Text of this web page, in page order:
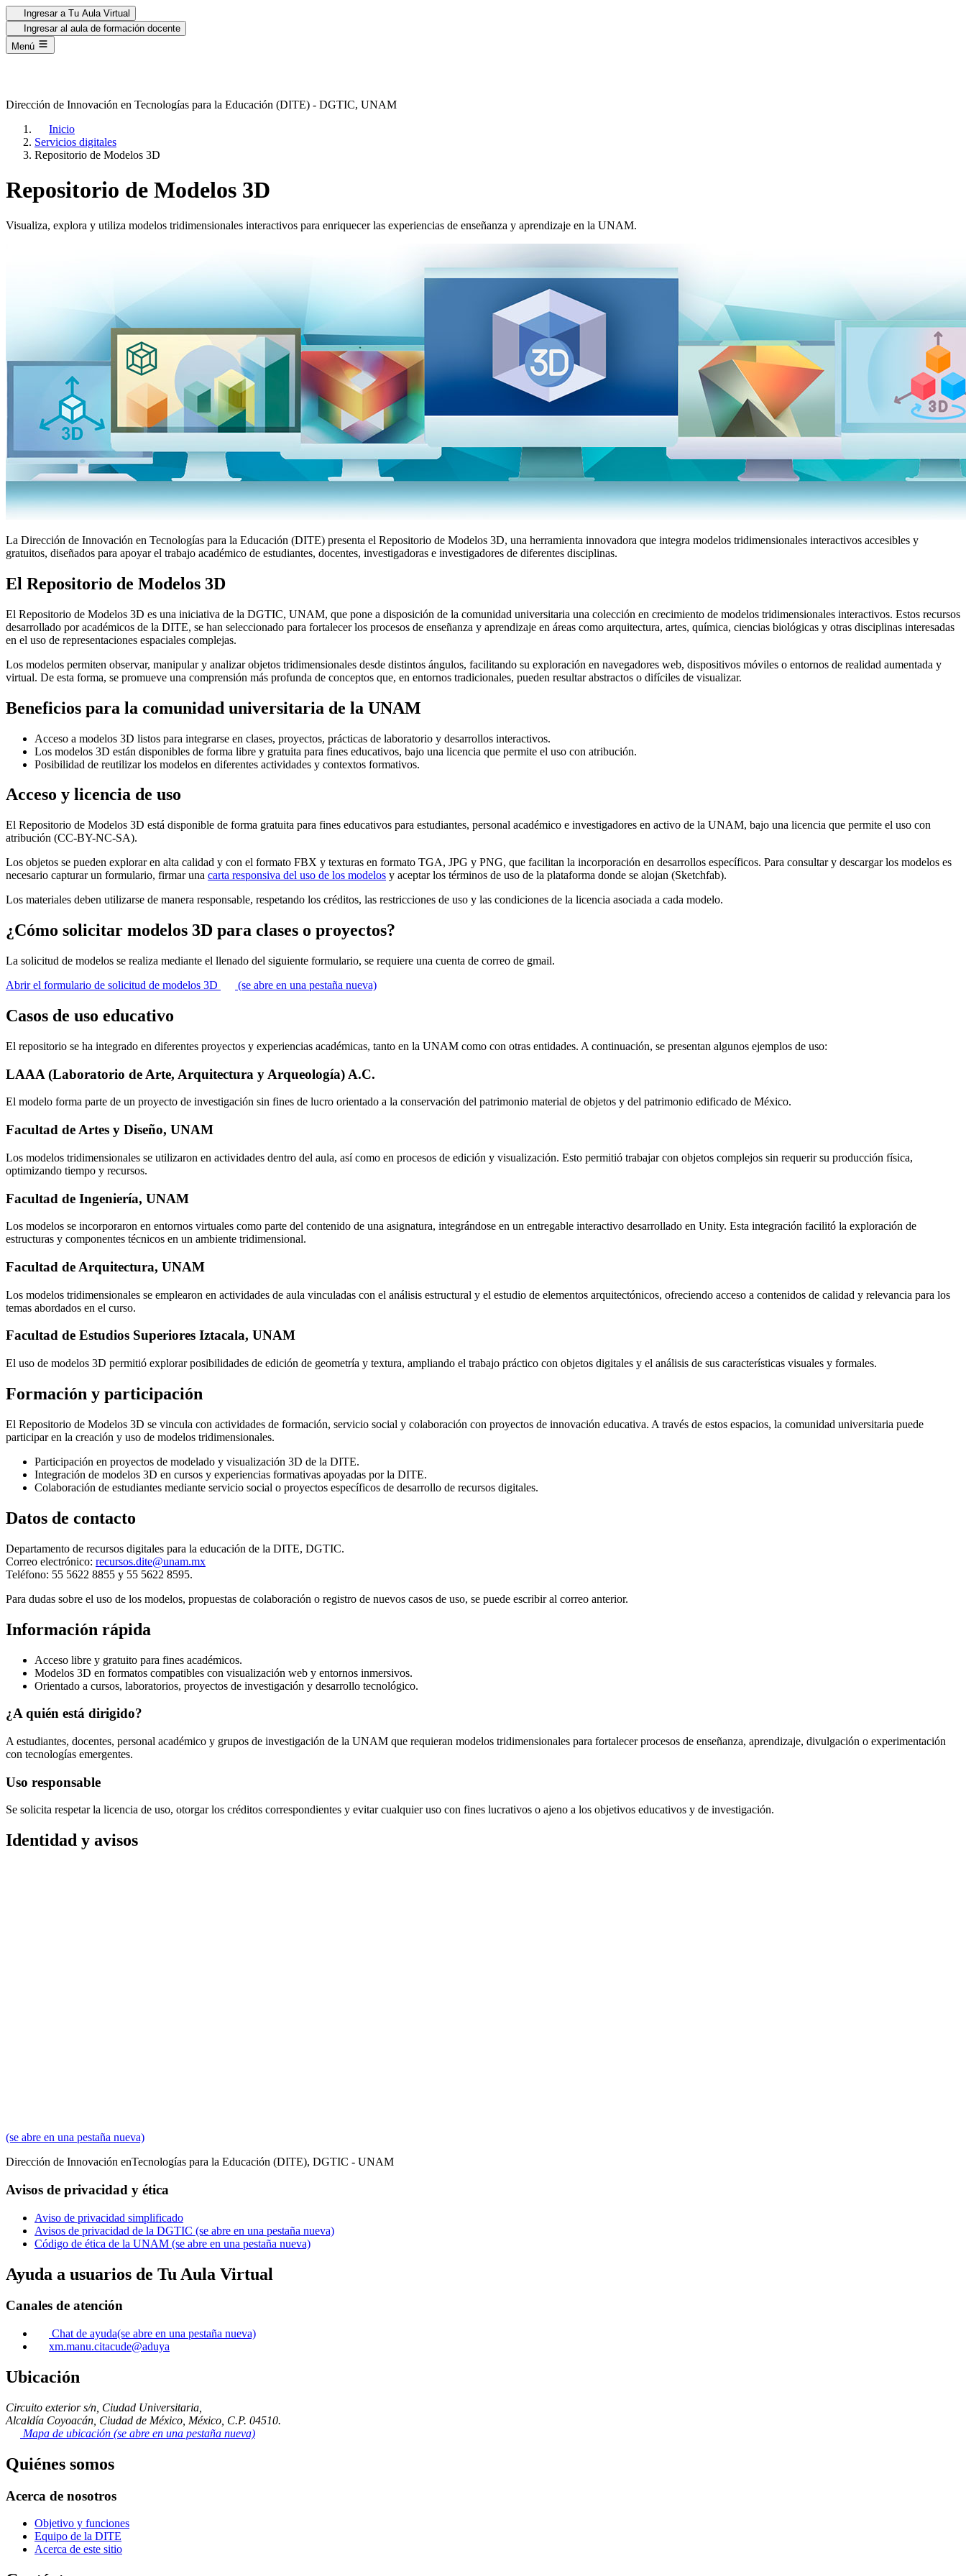
Ingresar a Tu Aula Virtual
Ingresar al aula de formación docente
Menú
Dirección de Innovación en Tecnologías para la Educación (DITE) - DGTIC, UNAM
Inicio
Servicios digitales
Repositorio de Modelos 3D
Repositorio de Modelos 3D
Visualiza, explora y utiliza modelos tridimensionales interactivos para enriquecer las experiencias de enseñanza y aprendizaje en la UNAM.
La Dirección de Innovación en Tecnologías para la Educación (DITE) presenta el Repositorio de Modelos 3D, una herramienta innovadora que integra modelos tridimensionales interactivos accesibles y
gratuitos, diseñados para apoyar el trabajo académico de estudiantes, docentes, investigadoras e investigadores de diferentes disciplinas.
El Repositorio de Modelos 3D
El Repositorio de Modelos 3D es una iniciativa de la DGTIC, UNAM, que pone a disposición de la comunidad universitaria una colección en crecimiento de modelos tridimensionales interactivos. Estos recursos
desarrollado por académicos de la DITE, se han seleccionado para fortalecer los procesos de enseñanza y aprendizaje en áreas como arquitectura, artes, química, ciencias biológicas y otras disciplinas interesadas
en el uso de representaciones espaciales complejas.
Los modelos permiten observar, manipular y analizar objetos tridimensionales desde distintos ángulos, facilitando su exploración en navegadores web, dispositivos móviles o entornos de realidad aumentada y
virtual. De esta forma, se promueve una comprensión más profunda de conceptos que, en entornos tradicionales, pueden resultar abstractos o difíciles de visualizar.
Beneficios para la comunidad universitaria de la UNAM
Acceso a modelos 3D listos para integrarse en clases, proyectos, prácticas de laboratorio y desarrollos interactivos.
Los modelos 3D están disponibles de forma libre y gratuita para fines educativos, bajo una licencia que permite el uso con atribución.
Posibilidad de reutilizar los modelos en diferentes actividades y contextos formativos.
Acceso y licencia de uso
El Repositorio de Modelos 3D está disponible de forma gratuita para fines educativos para estudiantes, personal académico e investigadores en activo de la UNAM, bajo una licencia que permite el uso con
atribución (CC-BY-NC-SA).
Los objetos se pueden explorar en alta calidad y con el formato FBX y texturas en formato TGA, JPG y PNG, que facilitan la incorporación en desarrollos específicos. Para consultar y descargar los modelos es
necesario capturar un formulario, firmar una carta responsiva del uso de los modelos y aceptar los términos de uso de la plataforma donde se alojan (Sketchfab).
Los materiales deben utilizarse de manera responsable, respetando los créditos, las restricciones de uso y las condiciones de la licencia asociada a cada modelo.
¿Cómo solicitar modelos 3D para clases o proyectos?
La solicitud de modelos se realiza mediante el llenado del siguiente formulario, se requiere una cuenta de correo de gmail.
Abrir el formulario de solicitud de modelos 3D
(se abre en una pestaña nueva)
Casos de uso educativo
El repositorio se ha integrado en diferentes proyectos y experiencias académicas, tanto en la UNAM como con otras entidades. A continuación, se presentan algunos ejemplos de uso:
LAAA (Laboratorio de Arte, Arquitectura y Arqueología) A.C.
El modelo forma parte de un proyecto de investigación sin fines de lucro orientado a la conservación del patrimonio material de objetos y del patrimonio edificado de México.
Facultad de Artes y Diseño, UNAM
Los modelos tridimensionales se utilizaron en actividades dentro del aula, así como en procesos de edición y visualización. Esto permitió trabajar con objetos complejos sin requerir su producción física,
optimizando tiempo y recursos.
Facultad de Ingeniería, UNAM
Los modelos se incorporaron en entornos virtuales como parte del contenido de una asignatura, integrándose en un entregable interactivo desarrollado en Unity. Esta integración facilitó la exploración de
estructuras y componentes técnicos en un ambiente tridimensional.
Facultad de Arquitectura, UNAM
Los modelos tridimensionales se emplearon en actividades de aula vinculadas con el análisis estructural y el estudio de elementos arquitectónicos, ofreciendo acceso a contenidos de calidad y relevancia para los
temas abordados en el curso.
Facultad de Estudios Superiores Iztacala, UNAM
El uso de modelos 3D permitió explorar posibilidades de edición de geometría y textura, ampliando el trabajo práctico con objetos digitales y el análisis de sus características visuales y formales.
Formación y participación
El Repositorio de Modelos 3D se vincula con actividades de formación, servicio social y colaboración con proyectos de innovación educativa. A través de estos espacios, la comunidad universitaria puede
participar en la creación y uso de modelos tridimensionales.
Participación en proyectos de modelado y visualización 3D de la DITE.
Integración de modelos 3D en cursos y experiencias formativas apoyadas por la DITE.
Colaboración de estudiantes mediante servicio social o proyectos específicos de desarrollo de recursos digitales.
Datos de contacto
Departamento de recursos digitales para la educación de la DITE, DGTIC.
Correo electrónico: recursos.dite@unam.mx
Teléfono: 55 5622 8855 y 55 5622 8595.
Para dudas sobre el uso de los modelos, propuestas de colaboración o registro de nuevos casos de uso, se puede escribir al correo anterior.
Información rápida
Acceso libre y gratuito para fines académicos.
Modelos 3D en formatos compatibles con visualización web y entornos inmersivos.
Orientado a cursos, laboratorios, proyectos de investigación y desarrollo tecnológico.
¿A quién está dirigido?
A estudiantes, docentes, personal académico y grupos de investigación de la UNAM que requieran modelos tridimensionales para fortalecer procesos de enseñanza, aprendizaje, divulgación o experimentación
con tecnologías emergentes.
Uso responsable
Se solicita respetar la licencia de uso, otorgar los créditos correspondientes y evitar cualquier uso con fines lucrativos o ajeno a los objetivos educativos y de investigación.
Identidad y avisos
(se abre en una pestaña nueva)
Dirección de Innovación enTecnologías para la Educación (DITE), DGTIC - UNAM
Avisos de privacidad y ética
Aviso de privacidad simplificado
Avisos de privacidad de la DGTIC (se abre en una pestaña nueva)
Código de ética de la UNAM (se abre en una pestaña nueva)
Ayuda a usuarios de Tu Aula Virtual
Canales de atención
Chat de ayuda(se abre en una pestaña nueva)
xm.manu.citacude@aduya
Ubicación
Circuito exterior s/n, Ciudad Universitaria,
Alcaldía Coyoacán, Ciudad de México, México, C.P. 04510.
Mapa de ubicación (se abre en una pestaña nueva)
Quiénes somos
Acerca de nosotros
Objetivo y funciones
Equipo de la DITE
Acerca de este sitio